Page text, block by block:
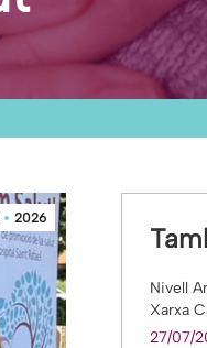
2026
Nivell
Xarxa
27/07/